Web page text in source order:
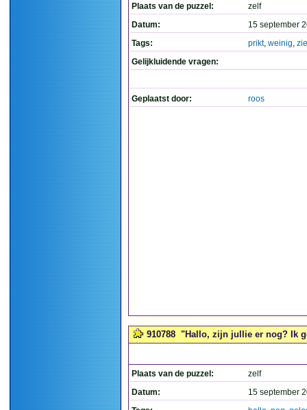
Plaats van de puzzel:
zelf
Datum:
15 september
Tags:
prikt, weinig,
Gelijkluidende vragen:
Geplaatst door: roos
910788 "Hallo, zijn jullie er nog? Ik
Plaats van de puzzel:
zelf
Datum:
15 september